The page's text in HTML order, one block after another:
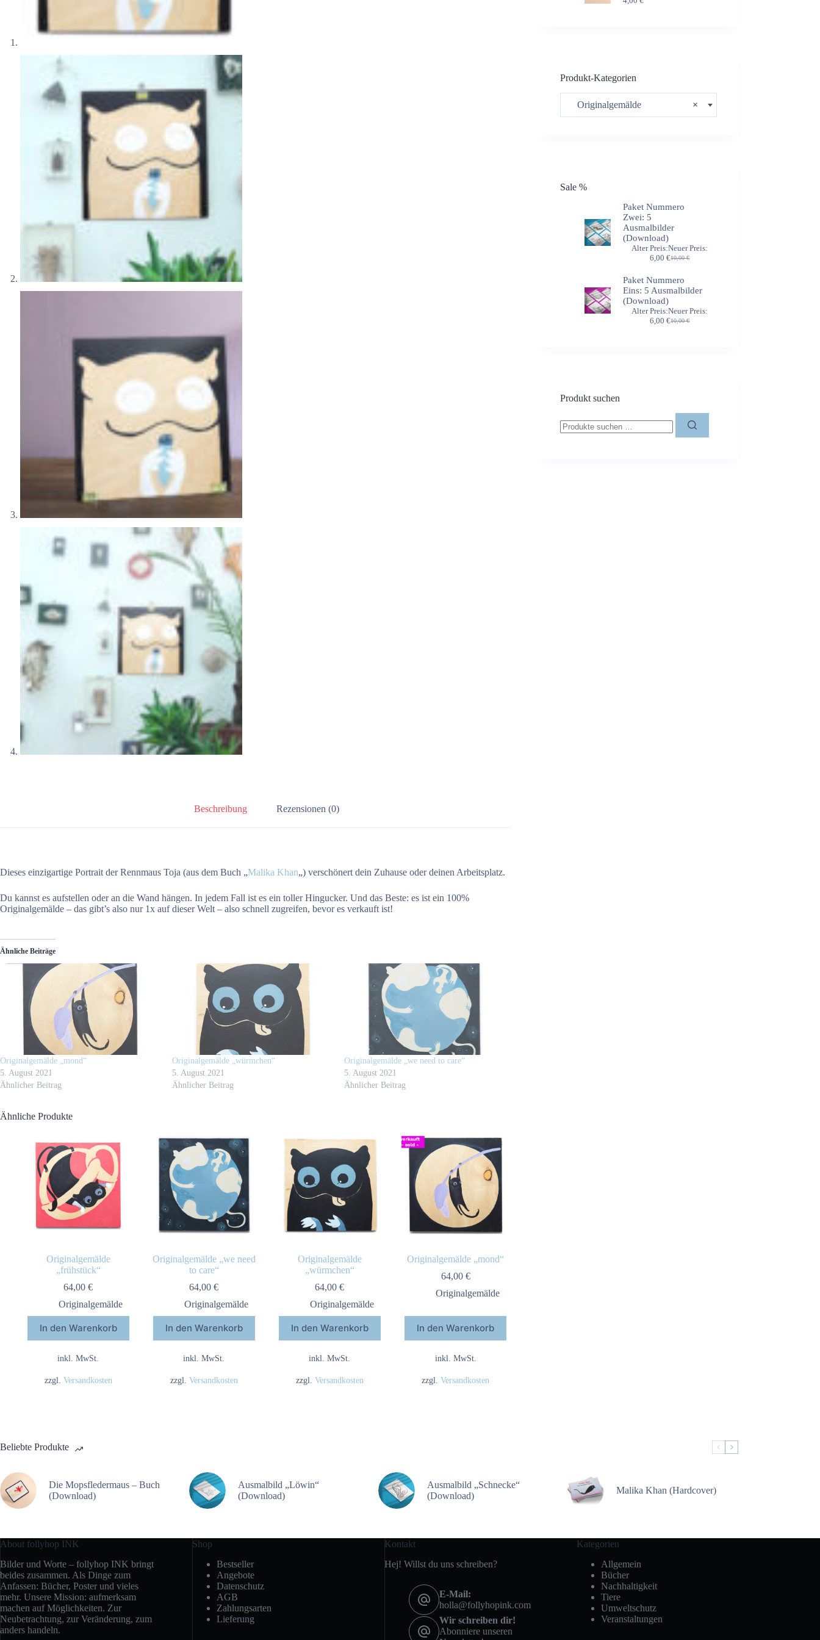
Beschreibung Rezensionen (0)
Dieses einzigartige Portrait der Rennmaus Toja (aus dem Buch „Malika Khan„) verschönert dein Zuhause oder deinen Arbeitsplatz.
Du kannst es aufstellen oder an die Wand hängen. In jedem Fall ist es ein toller Hingucker. Und das Beste: es ist ein 100%
Originalgemälde – das gibt’s also nur 1x auf dieser Welt – also schnell zugreifen, bevor es verkauft ist!
Ähnliche Beiträge
Originalgemälde „mond“
5. August 2021
Ähnlicher Beitrag
Originalgemälde „würmchen“
5. August 2021
Ähnlicher Beitrag
Originalgemälde „we need to care“
5. August 2021
Ähnlicher Beitrag
Ähnliche Produkte
Originalgemälde
„frühstück“
64,00€
Originalgemälde
In den Warenkorb
inkl. MwSt.
zzgl. Versandkosten
Originalgemälde „we need
to care“
64,00€
Originalgemälde
In den Warenkorb
inkl. MwSt.
zzgl. Versandkosten
Originalgemälde
„würmchen“
64,00€
Originalgemälde
In den Warenkorb
inkl. MwSt.
zzgl. Versandkosten
Originalgemälde „mond“
64,00 €
Originalgemälde
In den Warenkorb
inkl. MwSt.
zzgl.Versandkosten
Produkt-Kategorien
×
Originalgemälde
Sale %
Paket Nummero
Zwei: 5
Ausmalbilder
(Download)
Alter Preis:
10,00€
Ursprünglicher
10,00 €
Neuer Preis:
6,00€Aktueller
6,00 €.
Paket Nummero
Eins: 5 Ausmalbilder
(Download)
Alter Preis:
10,00€
Ursprünglicher
Neuer Preis:
6,00€Aktueller
Produkt suchen
nach:
Beliebte Produkte
Die Mopsfledermaus – Buch
(Download)
Ausmalbild „Löwin“
(Download)
Ausmalbild „Schnecke“
(Download)
Malika Khan (Hardcover)
About follyhop INK
Bilder und Worte – follyhop INK bringt
beides zusammen. Als Dinge zum
Anfassen: Bücher, Poster und vieles
mehr. Unsere Mission: aufmerksam
machen auf Möglichkeiten. Zur
Neubetrachtung, zur Veränderung, zum
anders handeln.
Shop
Bestseller
Angebote
Datenschutz
AGB
Zahlungsarten
Lieferung
Kontakt
Hej! Willst du uns schreiben?
E-Mail:
holla@follyhopink.com
Wir schreiben dir!
Abonniere unseren
Kategorien
Allgemein
Bücher
Nachhaltigkeit
Tiere
Umweltschutz
Veranstaltungen